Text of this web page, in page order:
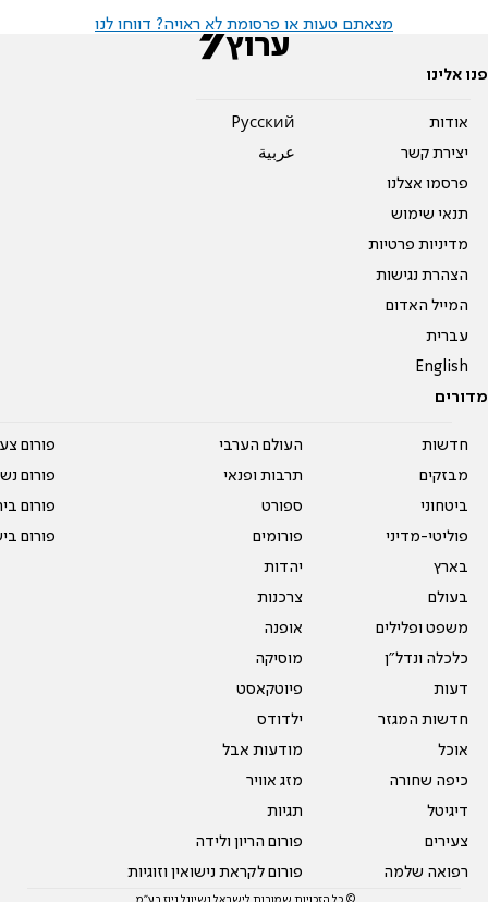
מצאתם טעות או פרסומת לא ראויה? דווחו לנו
פנו אלינו
אודות
יצירת קשר
פרסמו אצלנו
תנאי שימוש
מדיניות פרטיות
הצהרת נגישות
המייל האדום
עברית
English
Pусский
عربية
מדורים
חדשות
מבזקים
ביטחוני
פוליטי-מדיני
בארץ
בעולם
משפט ופלילים
כלכלה ונדל"ן
דעות
חדשות המגזר
אוכל
כיפה שחורה
דיגיטל
צעירים
רפואה שלמה
העולם הערבי
תרבות ופנאי
ספורט
פורומים
יהדות
צרכנות
אופנה
מוסיקה
פיוטקאסט
ילדודס
מודעות אבל
מזג אוויר
תגיות
פורום הריון ולידה
פורום לקראת נישואין וזוגיות
פורום
פורום
פורום
פורום